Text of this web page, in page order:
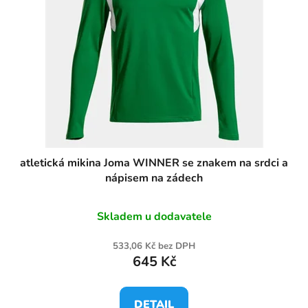
atletická mikina Joma WINNER se znakem na srdci a
nápisem na zádech
Skladem u dodavatele
533,06 Kč bez DPH
645 Kč
DETAIL